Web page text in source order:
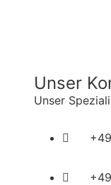
Unser
Unser